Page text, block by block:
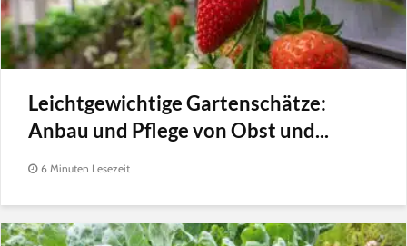
Leichtgewichtige Gartenschätze:
Anbau und Pflege von Obst und...
6 Minuten Lesezeit